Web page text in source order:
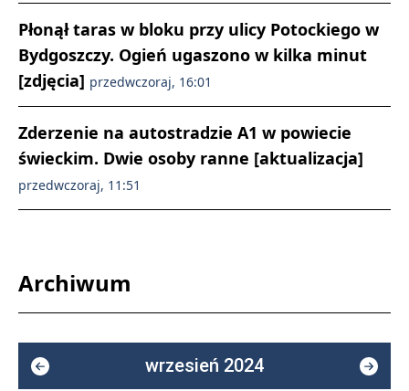
Płonął taras w bloku przy ulicy Potockiego w
Bydgoszczy. Ogień ugaszono w kilka minut
[zdjęcia] przedwczoraj, 16:01
Zderzenie na autostradzie A1 w powiecie
świeckim. Dwie osoby ranne [aktualizacja]
przedwczoraj, 11:51
Archiwum
wrzesień 2024